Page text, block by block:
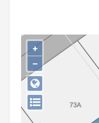
Downloads
Hergebruik
Aanmelden
+
−